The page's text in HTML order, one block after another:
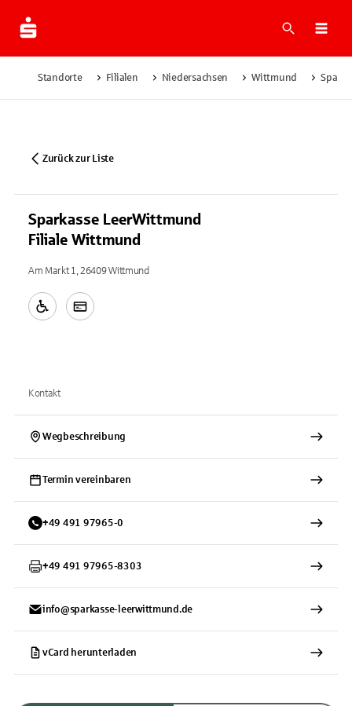
Suche
Standorte Filialen Niedersachsen Wittmund
Zurück zur Liste
Sparkasse LeerWittmund
Filiale Wittmund
Am Markt 1, 26409 Wittmund
Kontakt
Wegbeschreibung
Termin vereinbaren
+49 491 97965-0
+49 491 97965-8303
info@sparkasse-leerwittmund.de
vCard herunterladen